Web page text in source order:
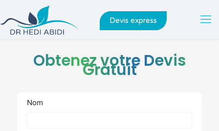
Devis express
Obtenez votre Devis
Gratuit